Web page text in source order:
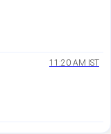
11:20 AM IST